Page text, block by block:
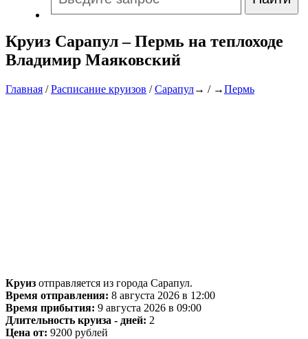
Круиз Сарапул – Пермь на теплоходе
Владимир Маяковский
Главная /Расписание круизов /Сарапул→ / →Пермь
Круиз отправляется из города Сарапул.
Время отправления: 8 августа 2026 в 12:00
Время прибытия: 9 августа 2026 в 09:00
Длительность круиза - дней: 2
Цена от: 9200 рублей